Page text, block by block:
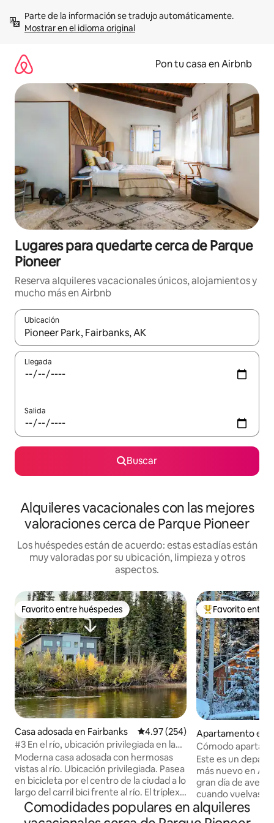
contenidoMostrar en el idioma original
Pon tu casa en Airbnb
Lugares para quedarte cerca de Parque
Pioneer
Reserva alquileres vacacionales únicos, alojamientos y
mucho más en Airbnb
Ubicación
Cuando los resultados estén disponibles, navega con las
Llegada
Salida
Buscar
Alquileres vacacionales con las mejores
valoraciones cerca de Parque Pioneer
Los huéspedes están de acuerdo: estas estadías están
muy valoradas por su ubicación, limpieza y otros
aspectos.
Favorito entre huéspedes
Favorito entre huéspedes
Casa adosada en Fairbanks Calificación promedio: 4.97 de
4.97 (254)
#3 En el río, ubicación privilegiada en la
ciudad, chef privado
Moderna casa adosada con hermosas
vistas al río. Ubicación privilegiada. Pasea
en bicicleta por el centro de la ciudad a lo
largo del carril bici frente al río. El tríplex
viene con 4 bicicletas para compartir. A
poca distancia a pie de Hoo Doo
Favorito entre
Favorito entre
Apartamento en
Cómodo
bañera de
king
Este es un
más nuevo en Alaska.
gran día de
cuando vuelvas,
caliente en una
una ducha de
Comodidades populares en alquileres